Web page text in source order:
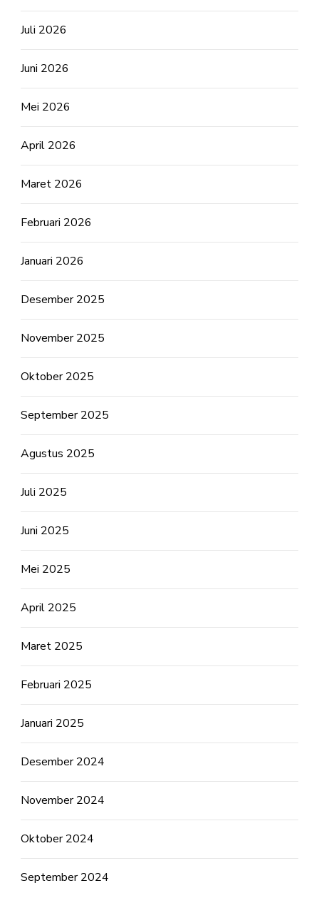
Juli 2026
Juni 2026
Mei 2026
April 2026
Maret 2026
Februari 2026
Januari 2026
Desember 2025
November 2025
Oktober 2025
September 2025
Agustus 2025
Juli 2025
Juni 2025
Mei 2025
April 2025
Maret 2025
Februari 2025
Januari 2025
Desember 2024
November 2024
Oktober 2024
September 2024